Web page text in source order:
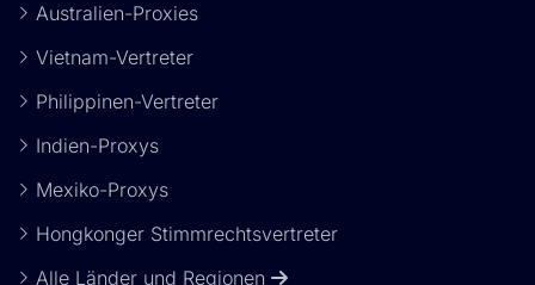
Australien-Proxies
Vietnam-Vertreter
Philippinen-Vertreter
Indien-Proxys
Mexiko-Proxys
Hongkonger Stimmrechtsvertreter
Alle Länder und Regionen